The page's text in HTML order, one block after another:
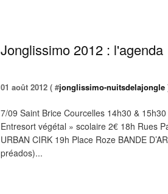
Jonglissimo 2012 : l'agenda
01 août 2012 ( #jonglissimo-nuitsdelajongle
7/09 Saint Brice Courcelles 14h30 &
Entresort végétal » scolaire 2€ 18h Rues
URBAN CIRK 19h Place Roze BANDE
préados)...